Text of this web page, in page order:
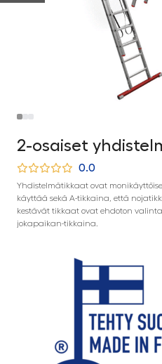
2-osaiset
0.0
Yhdistelmätikkaat ovat
käyttää sekä A-tikkaina, että
kestävät tikkaat ovat ehdoton
jokapaikan-tikkaina.